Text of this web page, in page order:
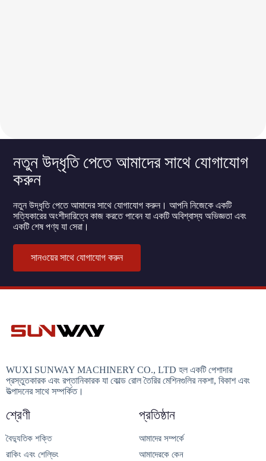
নতুন উদ্ধৃতি পেতে আমাদের সাথে যোগাযোগ
করুন
নতুন উদ্ধৃতি পেতে আমাদের সাথে যোগাযোগ করুন। আপনি নিজেকে একটি
সত্যিকারের অংশীদারিত্বে কাজ করতে পাবেন যা একটি অবিশ্বাস্য অভিজ্ঞতা এবং
একটি শেষ পণ্য যা সেরা।
সানওয়ের সাথে যোগাযোগ করুন
WUXI SUNWAY MACHINERY CO., LTD হল একটি পেশাদার
প্রস্তুতকারক এবং রপ্তানিকারক যা কোল্ড রোল তৈরির মেশিনগুলির নকশা, বিকাশ এবং
উত্পাদনের সাথে সম্পর্কিত।
শ্রেণী
বৈদ্যুতিক শক্তি
রাকিং এবং শেল্ভিং
প্রতিষ্ঠান
আমাদের সম্পর্কে
আমাদেরকে কেন